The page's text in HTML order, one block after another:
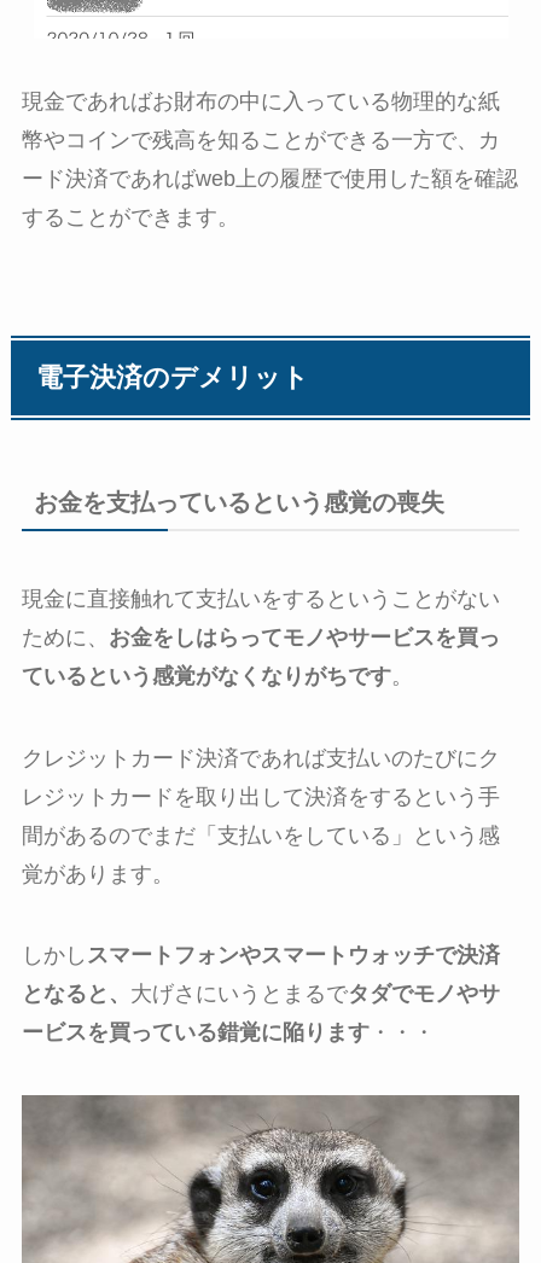
現金であればお財布の中に入っている物理的な紙
幣やコインで残高を知ることができる一方で、カ
ード決済であればweb上の履歴で使用した額を確認
することができます。
電子決済のデメリット
お金を支払っているという感覚の喪失
現金に直接触れて支払いをするということがない
ために、 お金をしはらってモノやサービスを買っ
ているという感覚がなくなりがちです。
クレジットカード決済であれば支払いのたびにク
レジットカードを取り出して決済をするという手
間があるのでまだ「支払いをしている」という感
覚があります。
しかし スマートフォンやスマートウォッチで決済
となると、 大げさにいうとまるでタダでモノやサ
ービスを買っている錯覚に陥ります・・・